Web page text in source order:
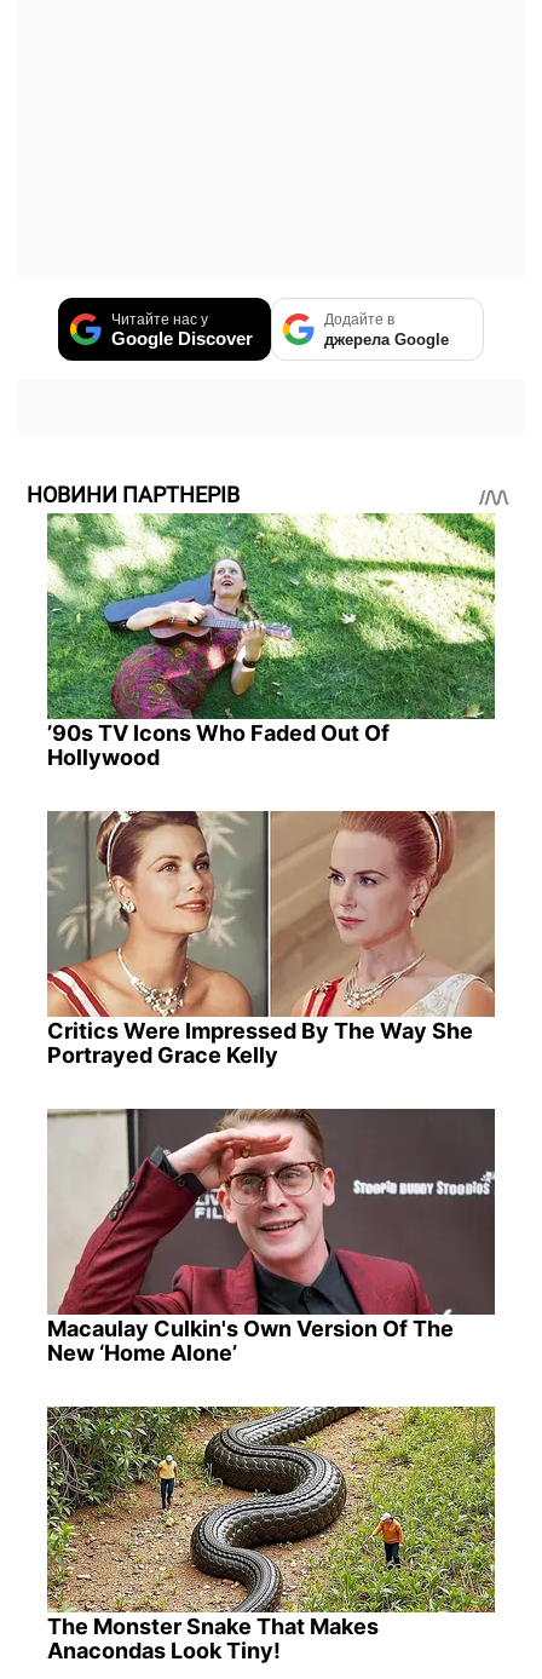
Читайте нас у
Google Discover
Додайте в
джерела Google
НОВИНИ ПАРТНЕРІВ
’90s TV Icons Who Faded Out Of
Hollywood
Critics Were Impressed By The Way She
Portrayed Grace Kelly
Macaulay Culkin's Own Version Of The
New ‘Home Alone’
The Monster Snake That Makes
Anacondas Look Tiny!